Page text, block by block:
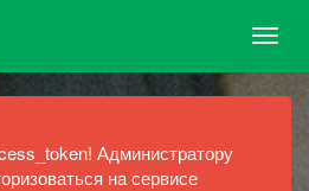
Администратору
на сервисе